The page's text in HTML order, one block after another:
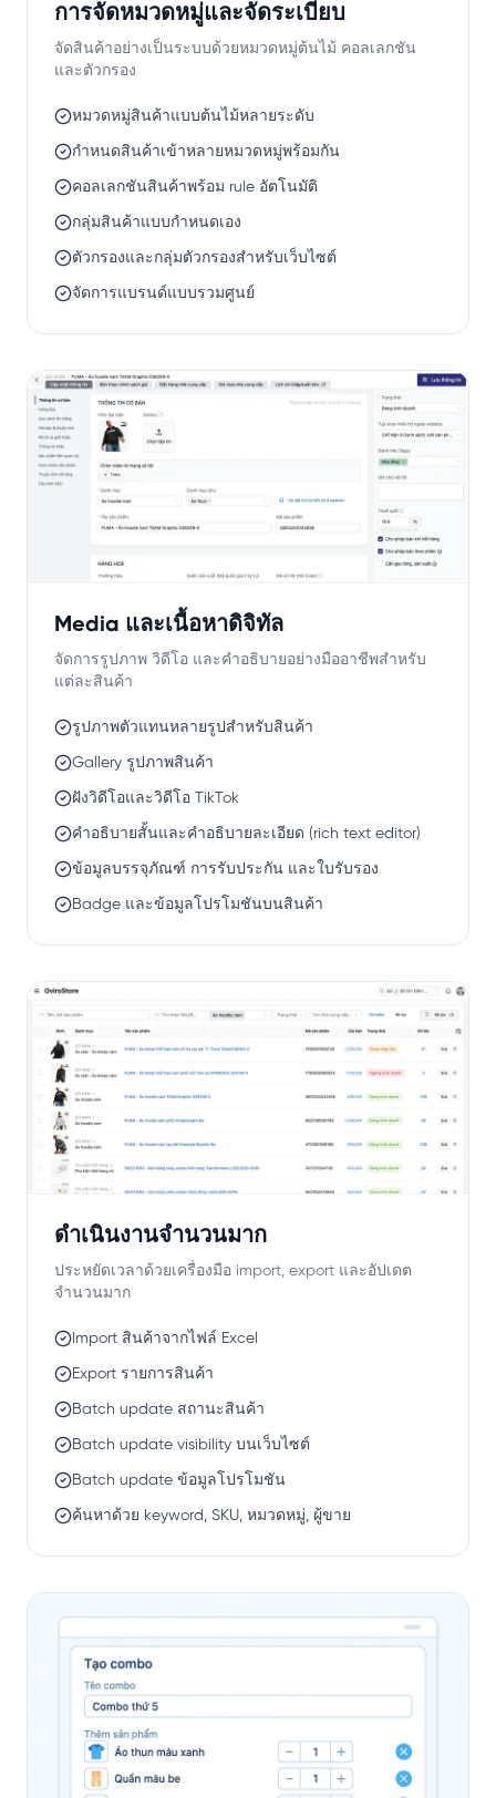
การจัดหมวดหมู่และจัดระเบียบ
จัดสินค้าอย่างเป็นระบบด้วยหมวดหมู่ต้นไม้ คอลเลกชัน
และตัวกรอง
หมวดหมู่สินค้าแบบต้นไม้หลายระดับ
กำหนดสินค้าเข้าหลายหมวดหมู่พร้อมกัน
คอลเลกชันสินค้าพร้อม rule อัตโนมัติ
กลุ่มสินค้าแบบกำหนดเอง
ตัวกรองและกลุ่มตัวกรองสำหรับเว็บไซต์
จัดการแบรนด์แบบรวมศูนย์
Media และเนื้อหาดิจิทัล
จัดการรูปภาพ วิดีโอ และคำอธิบายอย่างมืออาชีพสำหรับ
แต่ละสินค้า
รูปภาพตัวแทนหลายรูปสำหรับสินค้า
Gallery รูปภาพสินค้า
ฝังวิดีโอและวิดีโอ TikTok
คำอธิบายสั้นและคำอธิบายละเอียด (rich text editor)
ข้อมูลบรรจุภัณฑ์ การรับประกัน และใบรับรอง
Badge และข้อมูลโปรโมชันบนสินค้า
ดำเนินงานจำนวนมาก
ประหยัดเวลาด้วยเครื่องมือ import, export และอัปเดต
จำนวนมาก
Import สินค้าจากไฟล์ Excel
Export รายการสินค้า
Batch update สถานะสินค้า
Batch update visibility บนเว็บไซต์
Batch update ข้อมูลโปรโมชัน
ค้นหาด้วย keyword, SKU, หมวดหมู่, ผู้ขาย